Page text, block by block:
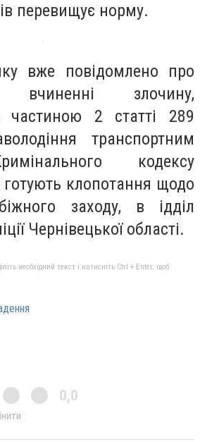
перевищує норму.
вже повідомлено про
злочину,
частиною 2 статті 289
транспортним
кодексу
готують клопотання щодо
заходу, в ідділ
Чернівецької області.
необхідний текст і натисніть Ctrl + Enter, щоб
0,0